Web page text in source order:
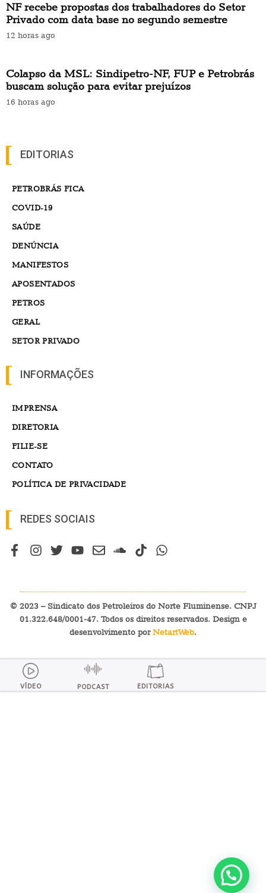
NF recebe propostas dos trabalhadores do Setor
Privado com data base no segundo semestre
12 horas ago
Colapso da MSL: Sindipetro-NF, FUP e Petrobrás
buscam solução para evitar prejuízos
16 horas ago
EDITORIAS
PETROBRÁS FICA
COVID-19
SAÚDE
DENÚNCIA
MANIFESTOS
APOSENTADOS
PETROS
GERAL
SETOR PRIVADO
INFORMAÇÕES
IMPRENSA
DIRETORIA
FILIE-SE
CONTATO
POLÍTICA DE PRIVACIDADE
REDES SOCIAIS
© 2023 – Sindicato dos Petroleiros do Norte Fluminense. CNPJ
01.322.648/0001-47. Todos os direitos reservados. Design e
desenvolvimento porNetartWeb.
VÍDEO PODCAST EDITORIAS